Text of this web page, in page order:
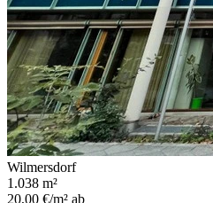
Wilmersdorf
1.038 m²
20,00 €/m² ab